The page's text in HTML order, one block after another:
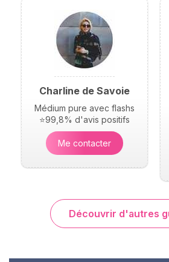
Charline de Savoie
Médium pure avec flashs
⭐99,8% d'avis positifs
Me contacter
Découvrir d'autres